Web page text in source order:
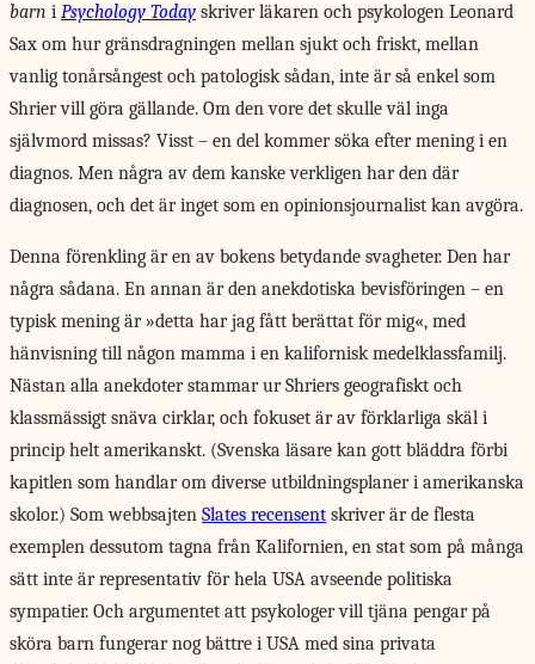
barn i Psychology Today skriver läkaren och psykologen Leonard
Sax om hur gränsdragningen mellan sjukt och friskt, mellan
vanlig tonårsångest och patologisk sådan, inte är så enkel som
Shrier vill göra gällande. Om den vore det skulle väl inga
självmord missas? Visst – en del kommer söka efter mening i en
diagnos. Men några av dem kanske verkligen har den där
diagnosen, och det är inget som en opinionsjournalist kan avgöra.
Denna förenkling är en av bokens betydande svagheter. Den har
några sådana. En annan är den anekdotiska bevisföringen – en
typisk mening är »detta har jag fått berättat för mig«, med
hänvisning till någon mamma i en kalifornisk medelklassfamilj.
Nästan alla anekdoter stammar ur Shriers geografiskt och
klassmässigt snäva cirklar, och fokuset är av förklarliga skäl i
princip helt amerikanskt. (Svenska läsare kan gott bläddra förbi
kapitlen som handlar om diverse utbildningsplaner i amerikanska
skolor.) Som webbsajten Slates recensent skriver är de flesta
exemplen dessutom tagna från Kalifornien, en stat som på många
sätt inte är representativ för hela USA avseende politiska
sympatier. Och argumentet att psykologer vill tjäna pengar på
sköra barn fungerar nog bättre i USA med sina privata